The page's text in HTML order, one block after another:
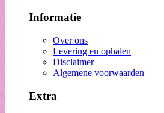
Informatie
Over ons
Levering en ophalen
Disclaimer
Algemene voorwaarden
Extra